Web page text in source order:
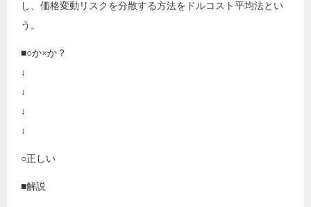
し、価格変動リスクを分散する方法をドルコスト平均法とい
う。
■○か×か？
↓
↓
↓
↓
○正しい
■解説